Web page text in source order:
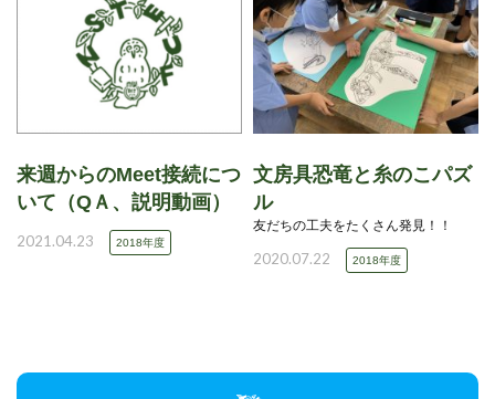
来週からのMeet接続につ
いて（QＡ、説明動画）
2021.04.23 2018年度
文房具恐竜と糸のこパズ
ル
友だちの工夫をたくさん発見！！
2020.07.22 2018年度